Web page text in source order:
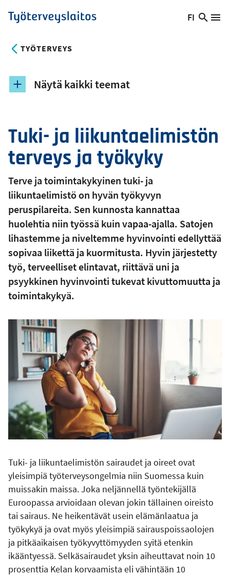
Hyppää
pääsisältöön
Työterveyslaitos
Vaihda
FI
Hae
TYÖTERVEYS
Tuki- ja liikuntaelimistön
terveys ja työkyky
Terve ja toimintakykyinen tuki- ja
liikuntaelimistö on hyvän työkyvyn
peruspilareita. Sen kunnosta kannattaa
huolehtia niin työssä kuin vapaa-ajalla. Satojen
lihastemme ja niveltemme hyvinvointi edellyttää
sopivaa liikettä ja kuormitusta. Hyvin järjestetty
työ, terveelliset elintavat, riittävä uni ja
psyykkinen hyvinvointi tukevat kivuttomuutta ja
toimintakykyä.
Tuki- ja liikuntaelimistön sairaudet ja oireet ovat
yleisimpiä työterveysongelmia niin Suomessa kuin
muissakin maissa. Joka neljännellä työntekijällä
Euroopassa arvioidaan olevan jokin tällainen oireisto
tai sairaus. Ne heikentävät usein elämänlaatua ja
työkykyä ja ovat myös yleisimpiä sairauspoissaolojen
ja pitkäaikaisen työkyvyttömyyden syitä etenkin
ikääntyessä. Selkäsairaudet yksin aiheuttavat noin 10
prosenttia Kelan korvaamista eli vähintään 10
Näytä kaikki teemat